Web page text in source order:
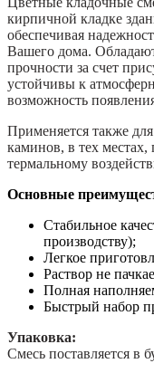
кирпичной кладке
обеспечивая
Вашего дома.
прочности за счет
устойчивы к
возможность
Применяется также
каминов, в тех местах,
термальному
Основные
Стабильное
производству);
Легкое
Раствор не
Полная
Быстрый набор
Упаковка:
Смесь поставляется в